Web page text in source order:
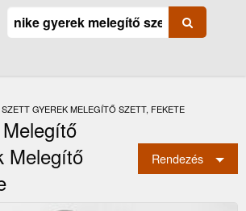
GYEREK MELEGÍTŐ SZETT, FEKETE
Melegítő
Rendezés